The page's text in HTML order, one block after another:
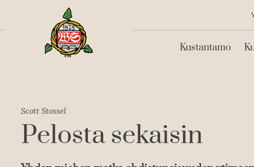
Kustantamo
Scott Stossel
Pelosta sekaisin